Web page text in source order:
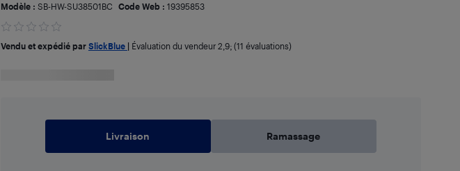
Modèle : SB-HW-SU38501BC Code Web : 19395853
Vendu et expédié par SlickBlue Évaluation du vendeur 2,9; (11 évaluations)
Livraison Ramassage